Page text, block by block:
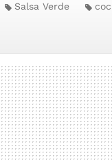
Salsa Verde